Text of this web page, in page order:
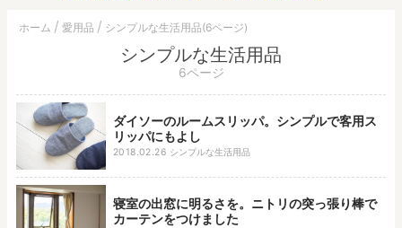
ホーム 愛用品 シンプルな生活用品(6ページ)
シンプルな生活用品
6ページ
ダイソーのルームスリッパ。シンプルで客用ス
リッパにもよし
2018.02.26 シンプルな生活用品
寝室の出窓に明るさを。ニトリの突っ張り棒で
カーテンをつけました